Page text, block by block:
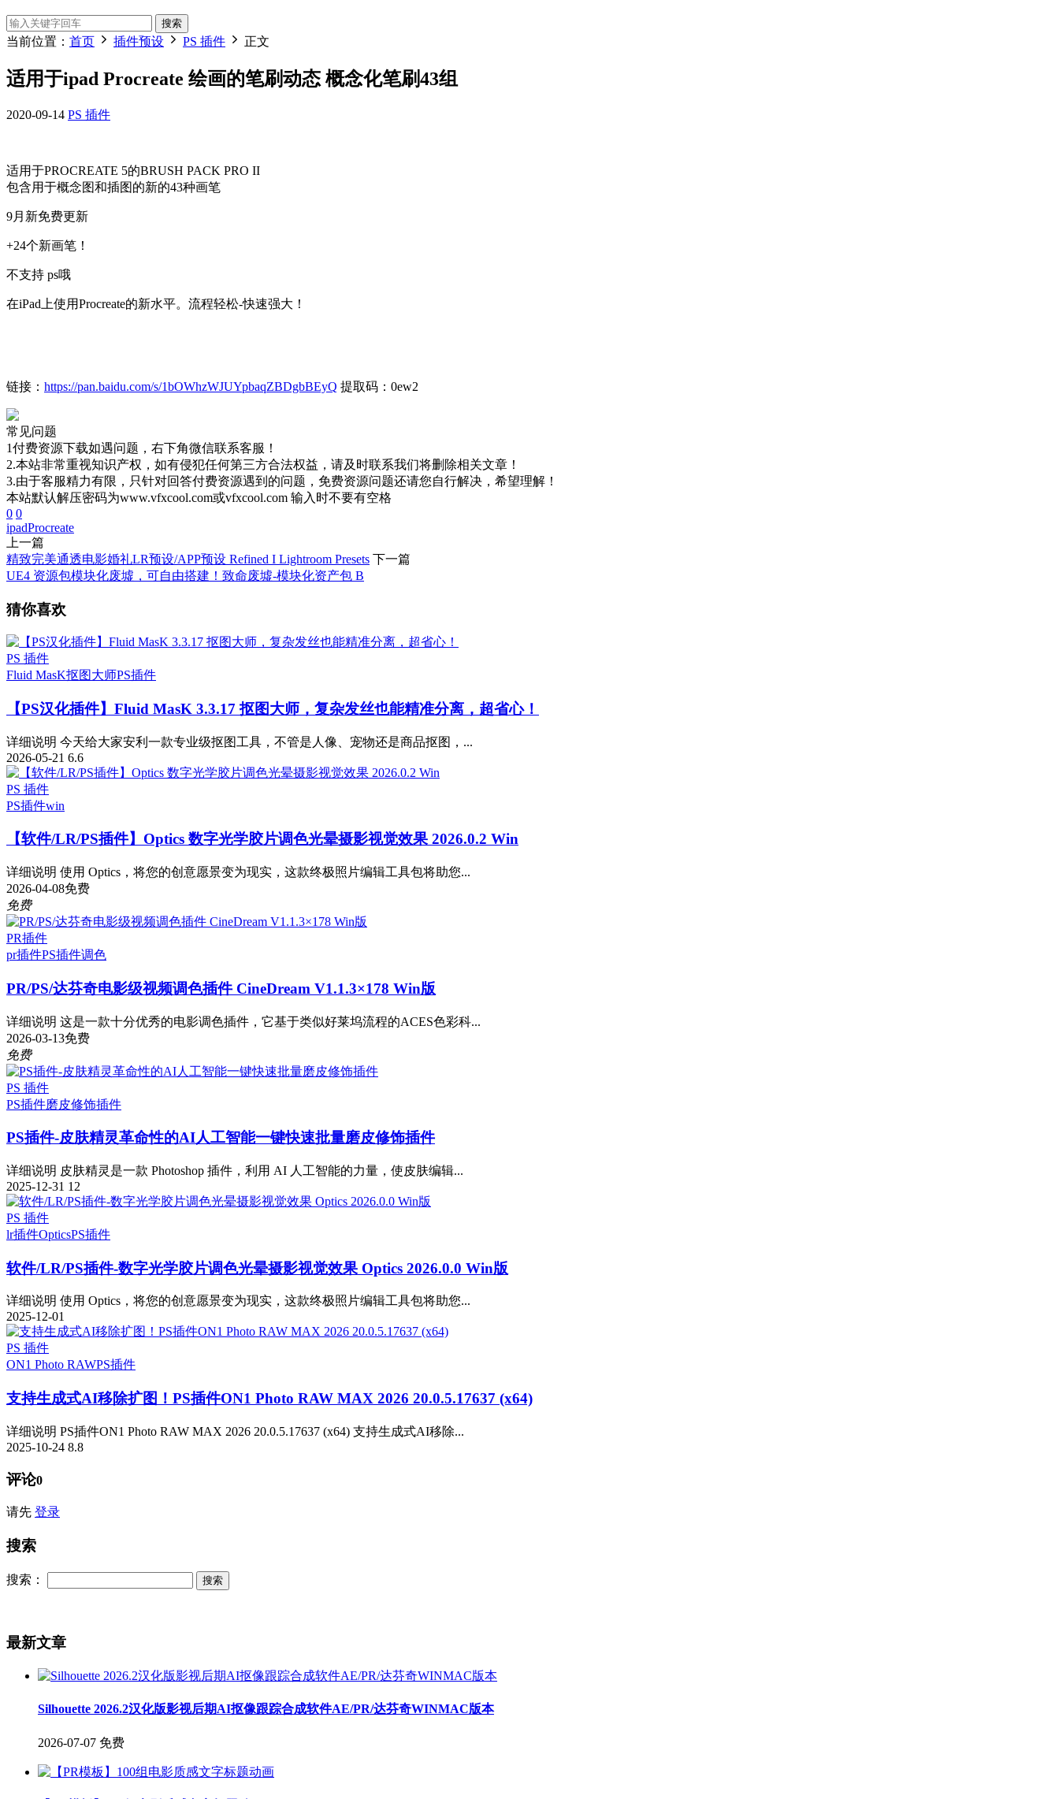
搜索
当前位置： 首页 插件预设 PS 插件 正文
适用于ipad Procreate 绘画的笔刷动态 概念化笔刷43组
2020-09-14 PS 插件
适用于PROCREATE 5的BRUSH PACK PRO II
包含用于概念图和插图的新的43种画笔
9月新免费更新
+24个新画笔！
不支持 ps哦
在iPad上使用Procreate的新水平。流程轻松-快速强大！
链接： https://pan.baidu.com/s/1bOWhzWJUYpbaqZBDgbBEyQ 提取码：0ew2
常见问题
1付费资源下载如遇问题，右下角微信联系客服！
2.本站非常重视知识产权，如有侵犯任何第三方合法权益，请及时联系我们将删除相关文章！
3.由于客服精力有限，只针对回答付费资源遇到的问题，免费资源问题还请您自行解决，希望理解！
本站默认解压密码为www.vfxcool.com或vfxcool.com 输入时不要有空格
0 0
ipadProcreate
上一篇
精致完美通透电影婚礼LR预设/APP预设 Refined I Lightroom Presets 下一篇
UE4 资源包模块化废墟，可自由搭建！致命废墟-模块化资产包 B
猜你喜欢
PS 插件
Fluid MasK抠图大师PS插件
【PS汉化插件】Fluid MasK 3.3.17 抠图大师，复杂发丝也能精准分离，超省心！
详细说明 今天给大家安利一款专业级抠图工具，不管是人像、宠物还是商品抠图，...
2026-05-21 6.6
PS 插件
PS插件win
【软件/LR/PS插件】Optics 数字光学胶片调色光晕摄影视觉效果 2026.0.2 Win
详细说明 使用 Optics，将您的创意愿景变为现实，这款终极照片编辑工具包将助您...
2026-04-08免费
免费
PR插件
pr插件PS插件调色
PR/PS/达芬奇电影级视频调色插件 CineDream V1.1.3×178 Win版
详细说明 这是一款十分优秀的电影调色插件，它基于类似好莱坞流程的ACES色彩科...
2026-03-13免费
免费
PS 插件
PS插件磨皮修饰插件
PS插件-皮肤精灵革命性的AI人工智能一键快速批量磨皮修饰插件
详细说明 皮肤精灵是一款 Photoshop 插件，利用 AI 人工智能的力量，使皮肤编辑...
2025-12-31 12
PS 插件
lr插件OpticsPS插件
软件/LR/PS插件-数字光学胶片调色光晕摄影视觉效果 Optics 2026.0.0 Win版
详细说明 使用 Optics，将您的创意愿景变为现实，这款终极照片编辑工具包将助您...
2025-12-01
PS 插件
ON1 Photo RAWPS插件
支持生成式AI移除扩图！PS插件ON1 Photo RAW MAX 2026 20.0.5.17637 (x64)
详细说明 PS插件ON1 Photo RAW MAX 2026 20.0.5.17637 (x64) 支持生成式AI移除...
2025-10-24 8.8
评论0
请先 登录
搜索
搜索：
最新文章
Silhouette 2026.2汉化版影视后期AI抠像跟踪合成软件AE/PR/达芬奇WINMAC版本
2026-07-07 免费